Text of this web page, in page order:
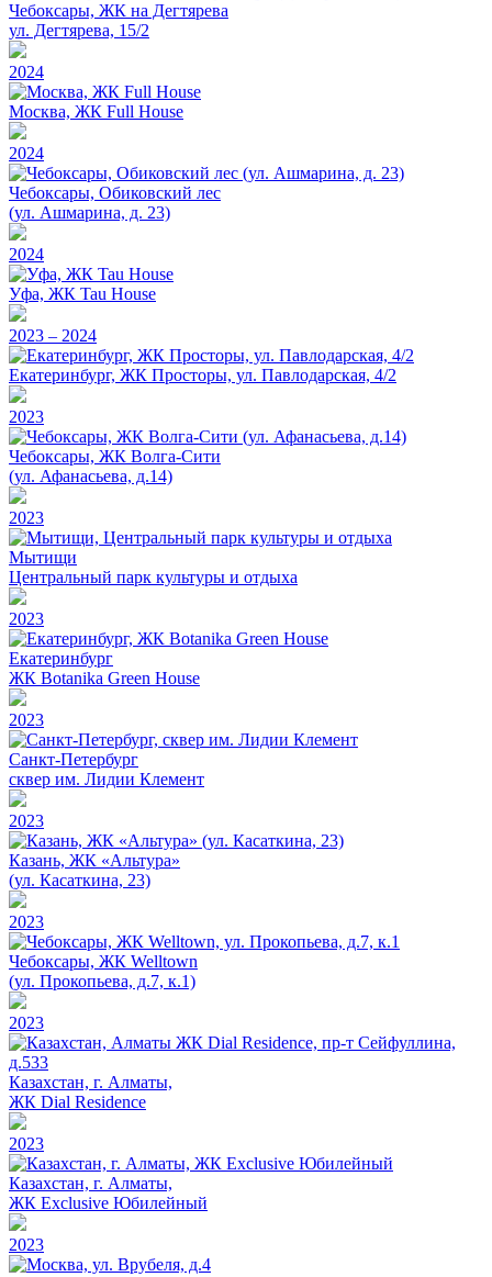
Чебоксары, ЖК на Дегтярева
ул. Дегтярева, 15/2
2024
Москва, ЖК Full House
2024
Чебоксары, Обиковский лес
(ул. Ашмарина, д. 23)
2024
Уфа, ЖК Tau House
2023 – 2024
Екатеринбург, ЖК Просторы, ул. Павлодарская, 4/2
2023
Чебоксары, ЖК Волга-Сити
(ул. Афанасьева, д.14)
2023
Мытищи
Центральный парк культуры и отдыха
2023
Екатеринбург
ЖК Botanika Green House
2023
Санкт-Петербург
сквер им. Лидии Клемент
2023
Казань, ЖК «Альтура»
(ул. Касаткина, 23)
2023
Чебоксары, ЖК Welltown
(ул. Прокопьева, д.7, к.1)
2023
Казахстан, г. Алматы,
ЖК Dial Residence
2023
Казахстан, г. Алматы,
ЖК Exclusive Юбилейный
2023